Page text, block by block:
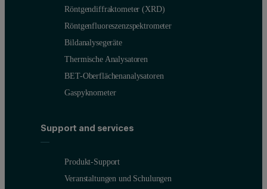
Röntgendiffraktometer (XRD)
Röntgenfluoreszenzspektrometer
Bildanalysegeräte
Thermische Analysatoren
BET-Oberflächenanalysatoren
Gaspyknometer
Support and services
Produkt-Support
Veranstaltungen und Schulungen